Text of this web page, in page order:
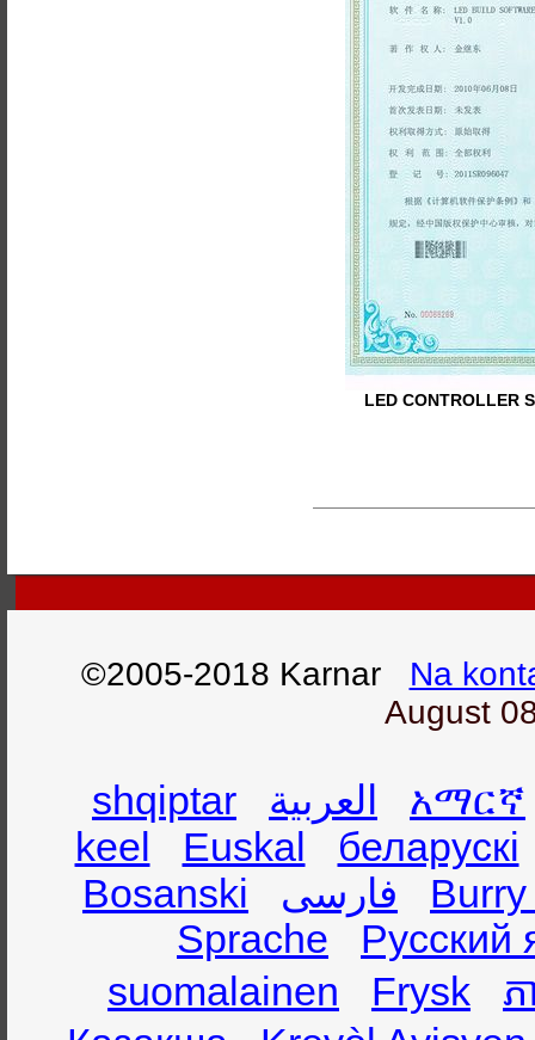
LED CONTROLLER
©2005-2018 Karnar Na
August
shqiptar العربية
አማርኛ
keel
Euskal
беларускі
Bosanski
فارسی
Sprache
Русский
suomalainen
Frysk
ភ